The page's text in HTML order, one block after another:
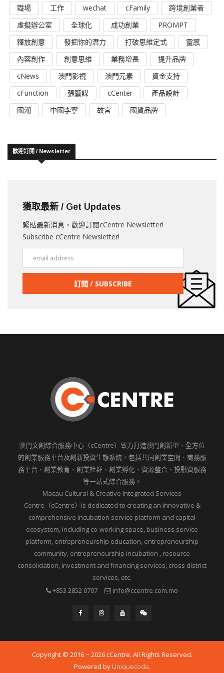
職場
工作 wechat cFamily
跨境創業者
虛擬辦公室
全球化 成功創業
PROMPT
釋放創意
發掘你的潛力 打破思維定式
靈感
內容創作
創意思維 業務增長
提升品牌
cNews
澳門影視 澳門元素
資金支持
cFunction
張藝謀 cCenter
產品設計
國潮
中國李寧 故宮 國貨品牌
歡迎訂閱 / Newsletter
獲取最新 / Get Updates
緊貼最新消息，歡迎訂閱cCentre Newsletter!
Subscribe cCentre Newsletter!
澳門文創綜合服務中心（cCentre）致力打造澳門創新型、全方位
的創業服務平台及創新投資生態系統，包括共同創業空間、商務服
務平台、創業教育、創業社群、創業孵化、資源整合、投融資服務
等一站式綜合服務。
Macau Cultural & Creative Integrated Services
Centre（cCentre）is dedicated to creating an innovative &
comprehensive incubation service platform and capital
ecosystem, including co-working space, business service
platform, entrepreneurship education, entrepreneurship
community, entrepreneurship incubation , resource
consolidation, investment and financing services, cross district
services, etc.
+853 2852 0707
info@ccentre.com.mo
Copyright © 2016 ~ 2026 cCentre. All Rights Reserved.
Powered byUniquecode.